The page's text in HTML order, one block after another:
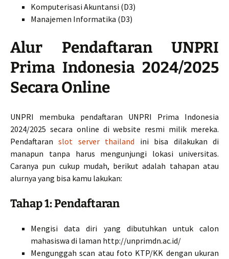
Komputerisasi Akuntansi (D3)
Manajemen Informatika (D3)
Alur Pendaftaran UNPRI
Prima Indonesia 2024/2025
Secara Online
UNPRI membuka pendaftaran UNPRI Prima Indonesia
2024/2025 secara online di website resmi milik mereka.
Pendaftaranslot server thailand ini bisa dilakukan di
manapun tanpa harus mengunjungi lokasi universitas.
Caranya pun cukup mudah, berikut adalah tahapan atau
alurnya yang bisa kamu lakukan:
Tahap 1: Pendaftaran
Mengisi data diri yang dibutuhkan untuk calon
mahasiswa di laman http://unprimdn.ac.id/
Mengunggah scan atau foto KTP/KK dengan ukuran